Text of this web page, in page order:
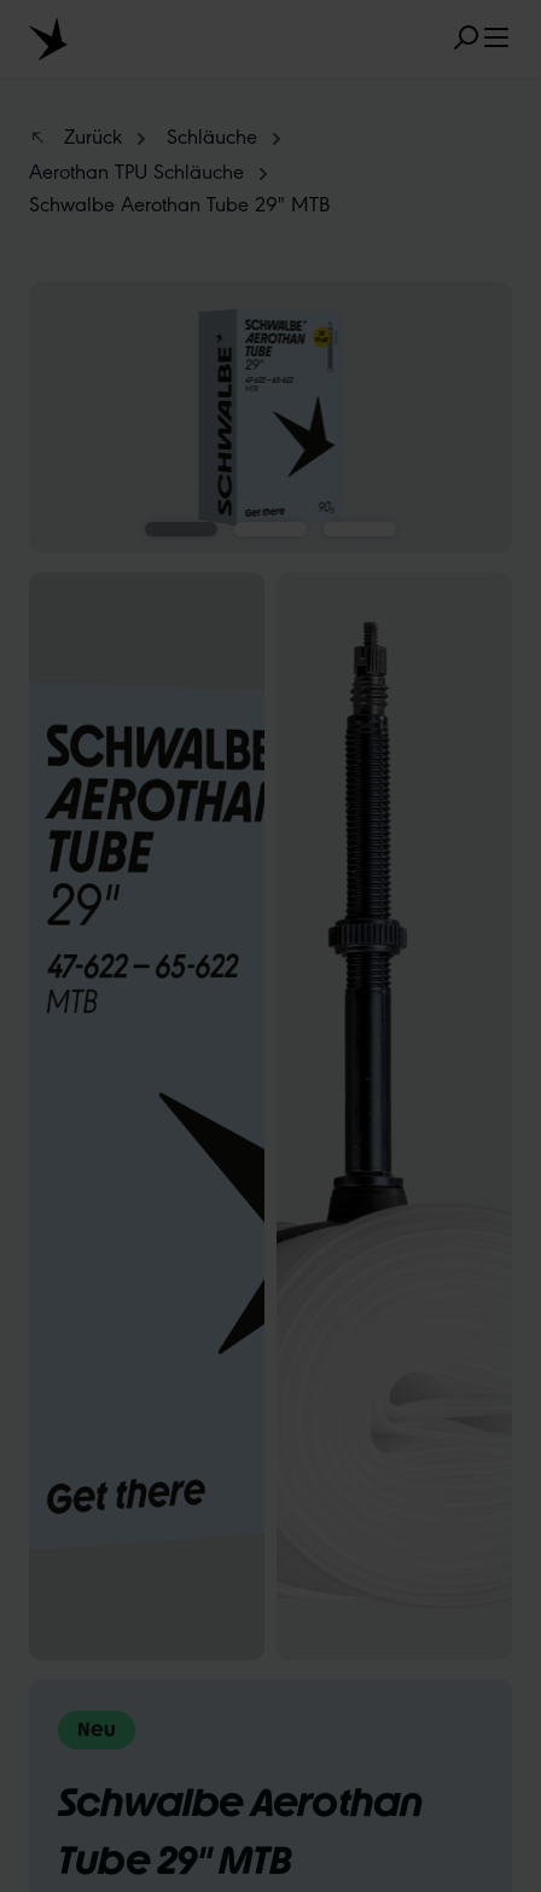
Zum Hauptinhalt springen
RECYCLING
GRÖSSENBEZEICHNUNG
ALBERT
Zurück
Schläuche
Aerothan TPU Schläuche
Schwalbe Aerothan Tube 29" MTB
Neu
Schwalbe Aerothan
Tube 29" MTB